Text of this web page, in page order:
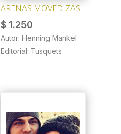
ARENAS MOVEDIZAS
$1.250
Autor: Henning Mankel
Editorial: Tusquets